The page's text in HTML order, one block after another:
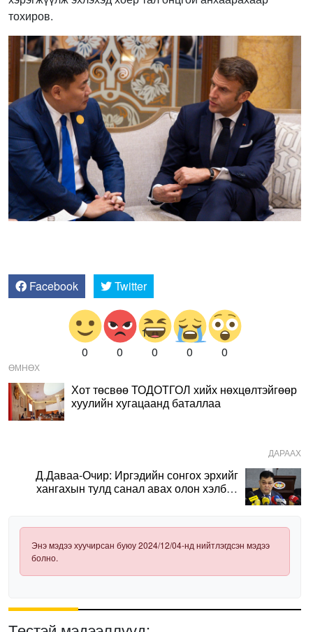
тохиров.
Facebook Twitter
0 0 0 0 0
ӨМНӨХ
Хот төсвөө ТОДОТГОЛ хийх нөхцөлтэйгөөр
хуулийн хугацаанд баталлаа
ДАРААХ
Д.Даваа-Очир: Иргэдийн сонгох эрхийг
хангахын тулд санал авах олон хэлбэр
Энэ мэдээ хуучирсан буюу 2024/12/04-нд нийтлэгдсэн мэдээ
болно.